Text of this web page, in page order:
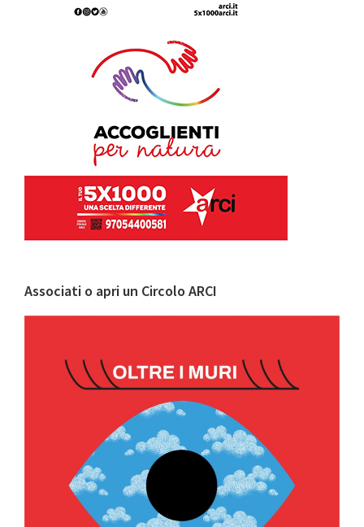
Associati o apri un Circolo ARCI